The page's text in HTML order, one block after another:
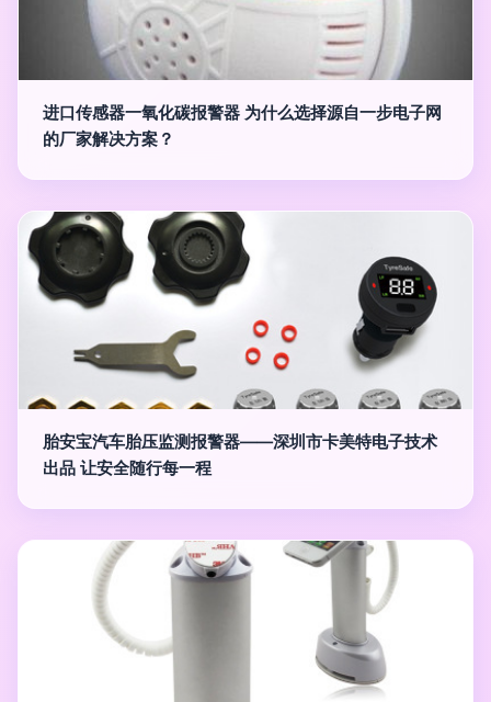
进口传感器一氧化碳报警器 为什么选择源自一步电子网
的厂家解决方案？
胎安宝汽车胎压监测报警器——深圳市卡美特电子技术
出品 让安全随行每一程